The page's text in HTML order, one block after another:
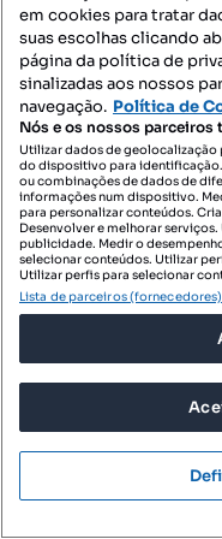
Ideal para
minutos da vila de...
Romãs, Decermilo e
Tipologia
T1
Preço por metro
79.1 m²
Unu Foral 1111
Profissional
em cookies para tratar
suas escolhas clicando
página da política de
sinalizadas aos nossos
navegação. Política de
Nós e os nossos parceiros
Utilizar dados de geolocalização
do dispositivo para
ou combinações de dados de
informações num dispositivo.
para personalizar conteúdos.
Desenvolver e melhorar
publicidade. Medir o
selecionar conteúdos. Utilizar
Utilizar perfis para selecionar
Lista de parceiros (fornecedores)